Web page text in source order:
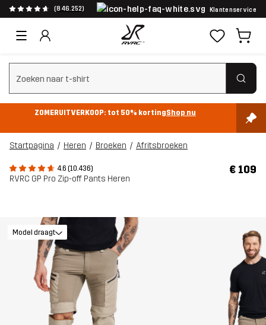
(846.252) Klantenservice
Zoeken wissen
ZOMERUITVERKOOP: tot 50% kortingShop nu
Startpagina Heren Broeken Afritsbroeken
4.6 (10.436)
RVRC GP Pro Zip-off Pants Heren
€ 109
Model draagt